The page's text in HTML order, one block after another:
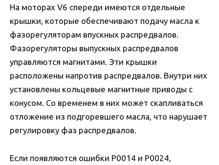
На моторах V6 спереди имеются отдельные
крышки, которые обеспечивают подачу масла к
фазорегуляторам впускных распредвалов.
Фазорегуляторы выпускных распредвалов
управляются магнитами. Эти крышки
расположены напротив распредвалов. Внутри них
установлены кольцевые магнитные приводы с
конусом. Со временем в них может скапливаться
отложение из подгоревшего масла, что нарушает
регулировку фаз распредвалов.
Если появляются ошибки P0014 и P0024,